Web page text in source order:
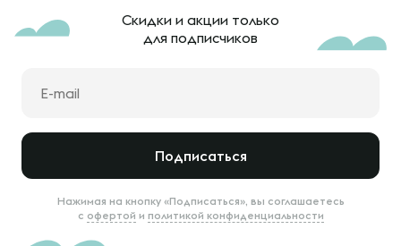
Скидки и акции только
для подписчиков
Подписаться
Нажимая на кнопку «Подписаться», вы соглашаетесь
с офертой и политикой конфиденциальности